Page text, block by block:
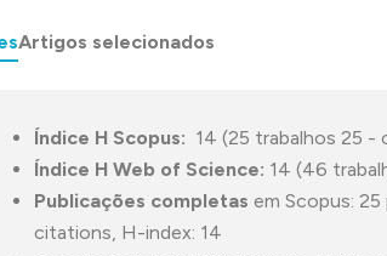
Artigos selecionados
Índice H Scopus: 14 (25 trabalhos 25 -
Índice H Web of Science: 14 (46
Publicações completas em Scopus:
citations, H-index: 14